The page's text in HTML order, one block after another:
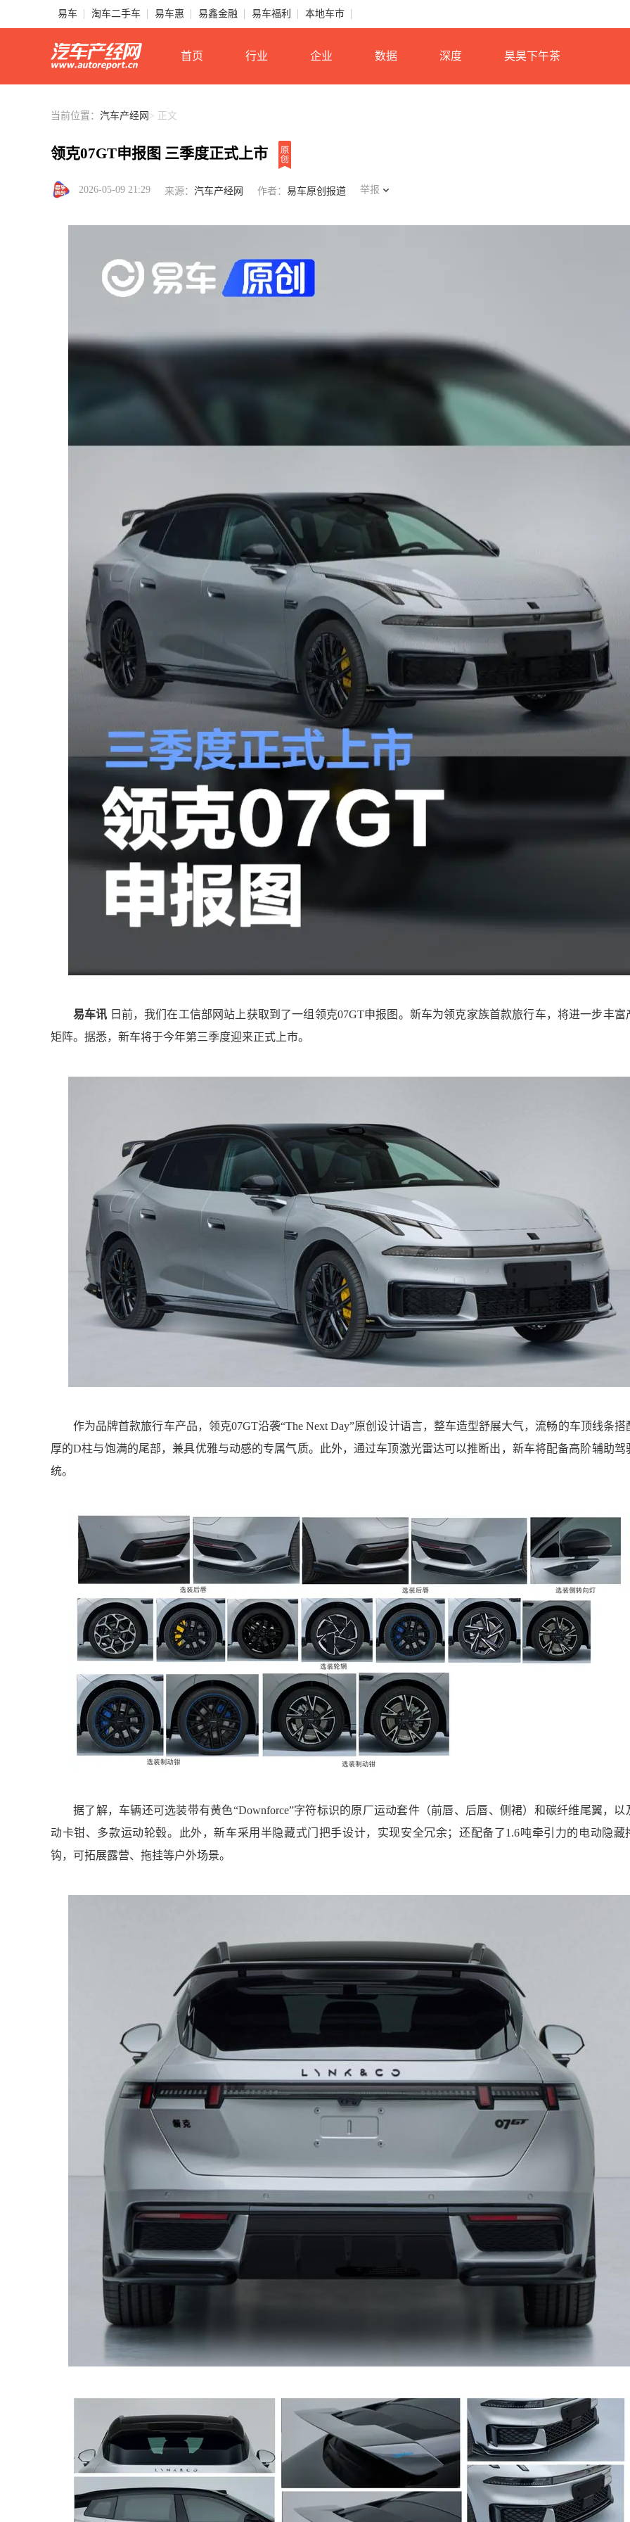
易车 淘车二手车 易车惠 易鑫金融 易车福利 本地车市
首页 行业 企业 数据 深度 昊昊下午茶
当前位置： 汽车产经网 > 正文
领克07GT申报图 三季度正式上市
2026-05-09 21:29 来源： 汽车产经网 作者： 易车原创报道 举报
易车讯 日前，我们在工信部网站上获取到了一组领克07GT申报图。新车为领克家族首款旅行车，将进一步丰富
矩阵。据悉，新车将于今年第三季度迎来正式上市。
作为品牌首款旅行车产品，领克07GT沿袭“The Next Day”原创设计语言，整车造型舒展大气，流畅的车顶线条搭
厚的D柱与饱满的尾部，兼具优雅与动感的专属气质。此外，通过车顶激光雷达可以推断出，新车将配备高阶辅助驾
统。
据了解，车辆还可选装带有黄色“Downforce”字符标识的原厂运动套件（前唇、后唇、侧裙）和碳纤维尾翼，以
动卡钳、多款运动轮毂。此外，新车采用半隐藏式门把手设计，实现安全冗余；还配备了1.6吨牵引力的电动隐藏
钩，可拓展露营、拖挂等户外场景。